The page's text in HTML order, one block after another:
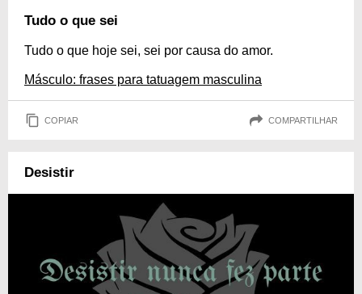
Tudo o que sei
Tudo o que hoje sei, sei por causa do amor.
Másculo: frases para tatuagem masculina
COPIAR COMPARTILHAR
Desistir